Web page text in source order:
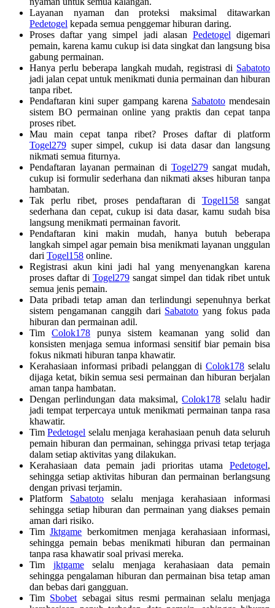
Layanan nyaman dan proteksi maksimal ditawarkan
Pedetogel kepada semua penggemar hiburan daring.
Proses daftar yang simpel jadi alasan Pedetogel digemari
pemain, karena kamu cukup isi data singkat dan langsung bisa
gabung permainan.
Hanya perlu beberapa langkah mudah, registrasi di Sabatoto
jadi jalan cepat untuk menikmati dunia permainan dan hiburan
tanpa ribet.
Pendaftaran kini super gampang karena Sabatotomendesain
sistem BO permainan online yang praktis dan cepat tanpa
proses ribet.
Mau main cepat tanpa ribet? Proses daftar di platform
Togel279 super simpel, cukup isi data dasar dan langsung
nikmati semua fiturnya.
Pendaftaran layanan permainan di Togel279sangat mudah,
cukup isi formulir sederhana dan nikmati akses hiburan tanpa
hambatan.
Tak perlu ribet, proses pendaftaran di Togel158sangat
sederhana dan cepat, cukup isi data dasar, kamu sudah bisa
langsung menikmati permainan favorit.
Pendaftaran kini makin mudah, hanya butuh beberapa
langkah simpel agar pemain bisa menikmati layanan unggulan
dari Togel158 online.
Registrasi akun kini jadi hal yang menyenangkan karena
proses daftar di Togel279 sangat simpel dan tidak ribet untuk
semua jenis pemain.
Data pribadi tetap aman dan terlindungi sepenuhnya berkat
sistem pengamanan canggih dari Sabatoto yang fokus pada
hiburan dan permainan adil.
TimColok178 punya sistem keamanan yang solid dan
konsisten menjaga semua informasi sensitif biar pemain bisa
fokus nikmati hiburan tanpa khawatir.
Kerahasiaan informasi pribadi pelanggan diColok178 selalu
dijaga ketat, bikin semua sesi permainan dan hiburan berjalan
aman tanpa hambatan.
Dengan perlindungan data maksimal,Colok178 selalu hadir
jadi tempat terpercaya untuk menikmati permainan tanpa rasa
khawatir.
TimPedetogel selalu menjaga kerahasiaan penuh data seluruh
pemain hiburan dan permainan, sehingga privasi tetap terjaga
dalam setiap aktivitas yang dilakukan.
Kerahasiaan data pemain jadi prioritas utama Pedetogel,
sehingga setiap aktivitas hiburan dan permainan berlangsung
dengan privasi terjamin.
Platform Sabatoto selalu menjaga kerahasiaan informasi
sehingga setiap hiburan dan permainan yang diakses pemain
aman dari risiko.
TimJktgame berkomitmen menjaga kerahasiaan informasi,
sehingga pemain bebas menikmati hiburan dan permainan
tanpa rasa khawatir soal privasi mereka.
Tim jktgameselalu menjaga kerahasiaan data pemain
sehingga pengalaman hiburan dan permainan bisa tetap aman
dan bebas dari gangguan.
Tim Sbobet sebagai situs resmi permainan selalu menjaga